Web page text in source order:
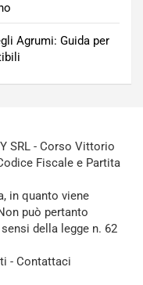
Agrumi: Guida per
SRL - Corso Vittorio
Fiscale e Partita
in quanto viene
può pertanto
della legge n. 62
- Contattaci